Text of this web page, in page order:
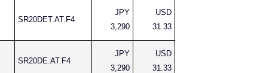
SR20DET.AT.F4
JPY
3,290
USD
31.33
SR20DE.AT.F4
JPY
3,290
USD
31.33